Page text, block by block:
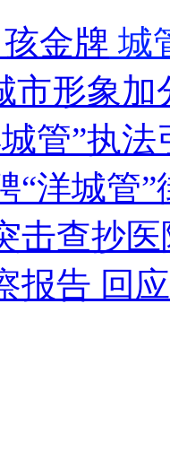
深夜将其击毙
拳打脚踢
金牌 城
市形象加
管”执法
“洋城管
击查抄
报告 回